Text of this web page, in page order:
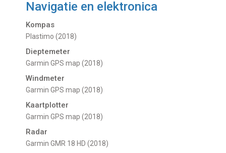
Navigatie en elektronica
Kompas
Plastimo (2018)
Dieptemeter
Garmin GPS map (2018)
Windmeter
Garmin GPS map (2018)
Kaartplotter
Garmin GPS map (2018)
Radar
Garmin GMR 18 HD (2018)